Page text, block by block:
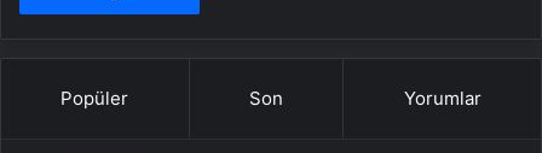
Popüler Son Yorumlar